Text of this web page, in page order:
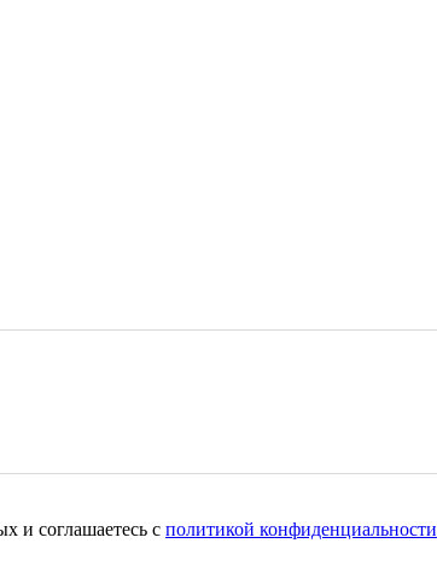
и соглашаетесь c политикой конфиденциальности